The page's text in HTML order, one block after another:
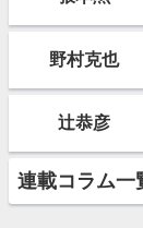
野村克也
辻恭彦
連載コラム一